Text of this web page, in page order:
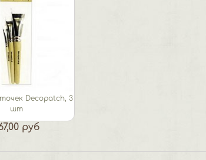
Decopatch, 3
шт
руб